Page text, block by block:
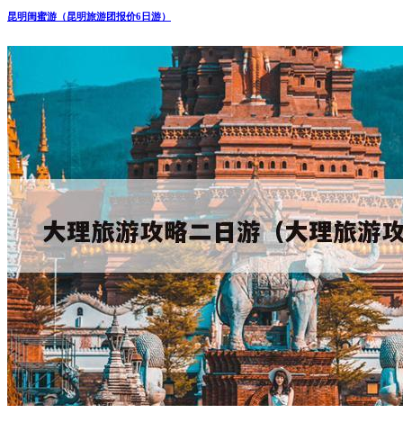
昆明闺蜜游（昆明旅游团报价6日游）